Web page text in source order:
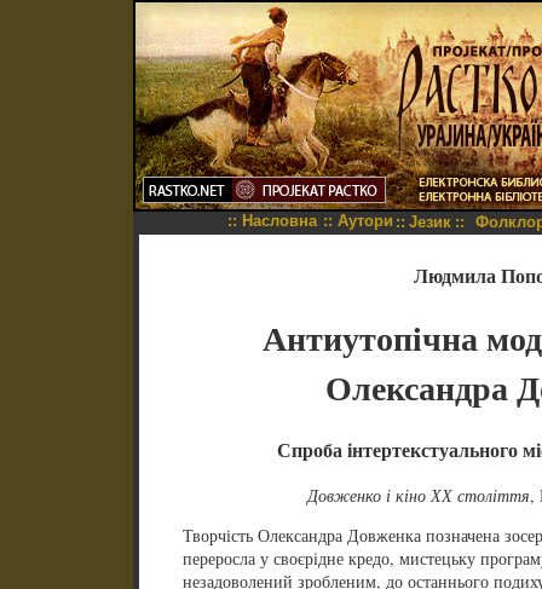
:: Насловна :: Аутори :: Језик ::
Людмила
Антиутопiчна
Олександра
Спроба інтертекстуального
Довженко і кіно ХХ століття,
Творчість Олександра Довженка позначена
переросла у своєрідне кредо, мистецьку
незадоволений зробленим, до останнього